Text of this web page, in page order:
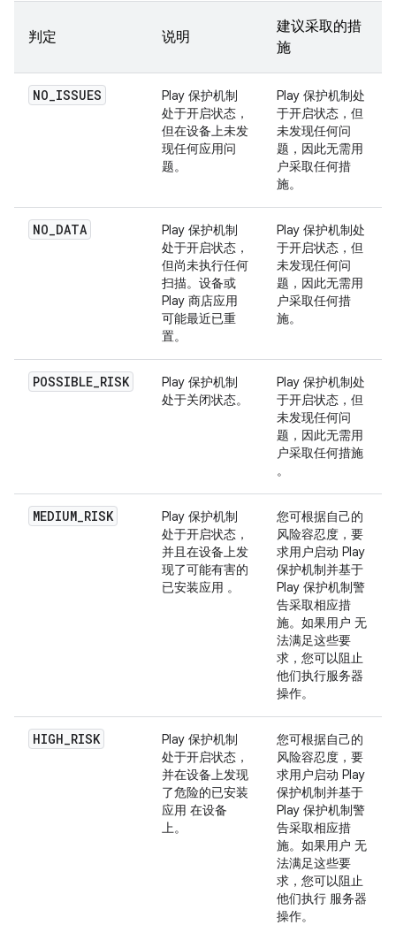
判定 说明
建议采取的措
施
NO_ISSUES
Play 保护机制
处于开启状态，
但在设备上未发
现任何应用问
题。
Play 保护机制处
于开启状态，但
未发现任何问
题，因此无需用
户采取任何措
施。
NO_DATA
Play 保护机制
处于开启状态，
但尚未执行任何
扫描。设备或
Play 商店应用
可能最近已重
置。
Play 保护机制处
于开启状态，但
未发现任何问
题，因此无需用
户采取任何措
施。
POSSIBLE_RISK
Play 保护机制
处于关闭状态。
Play 保护机制处
于开启状态，但
未发现任何问
题，因此无需用
户采取任何措施
。
MEDIUM_RISK
Play 保护机制
处于开启状态，
并且在设备上发
现了可能有害的
已安装应用 。
您可根据自己的
风险容忍度，要
求用户启动 Play
保护机制并基于
Play 保护机制警
告采取相应措
施。如果用户 无
法满足这些要
求，您可以阻止
他们执行服务器
操作。
HIGH_RISK
Play 保护机制
处于开启状态，
并在设备上发现
了危险的已安装
应用 在设备
上。
您可根据自己的
风险容忍度，要
求用户启动 Play
保护机制并基于
Play 保护机制警
告采取相应措
施。如果用户 无
法满足这些要
求，您可以阻止
他们执行 服务器
操作。